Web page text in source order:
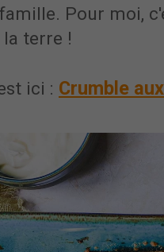
Pour moi,
la terre !
ici : Crumble